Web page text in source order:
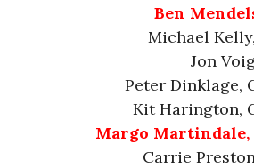
Ben
Michael
Jon
Peter Dinklage,
Kit Harington,
Margo
Carrie